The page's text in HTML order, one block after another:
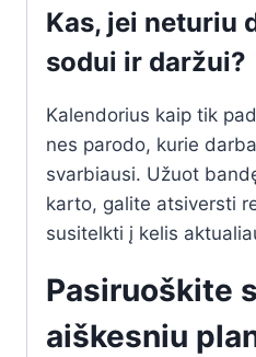
Kas, jei neturiu
sodui ir daržui?
Kalendorius kaip tik
nes parodo, kurie
svarbiausi. Užuot
karto, galite atsiversti
susitelkti į kelis
Pasiruoškite
aiškesniu